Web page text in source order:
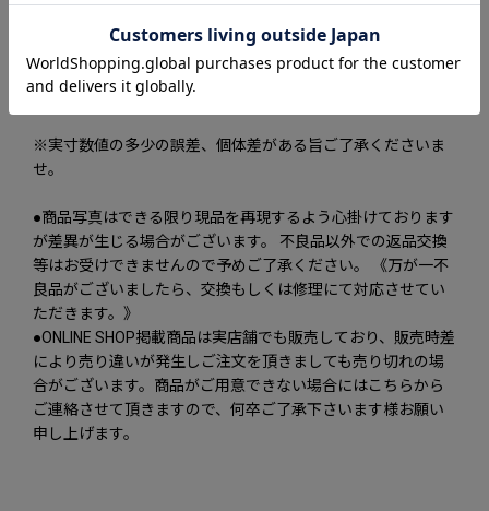
《ORIGIN》 Japan
《SIZE》 M (free size) 着丈約64.0cm 身幅約51.0cm 裄丈約
84.0cm
※実寸数値の多少の誤差、個体差がある旨ご了承くださいま
せ。
●商品写真はできる限り現品を再現するよう心掛けております
が差異が生じる場合がございます。 不良品以外での返品交換
等はお受けできませんので予めご了承ください。 《万が一不
良品がございましたら、交換もしくは修理にて対応させてい
ただきます。》
●ONLINE SHOP掲載商品は実店舗でも販売しており、販売時差
により売り違いが発生しご注文を頂きましても売り切れの場
合がございます。商品がご用意できない場合にはこちらから
ご連絡させて頂きますので、何卒ご了承下さいます様お願い
申し上げます。